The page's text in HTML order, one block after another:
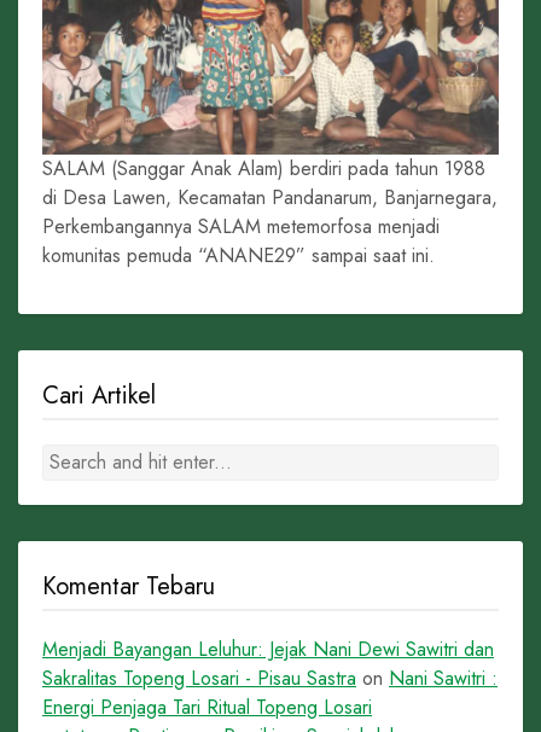
SALAM (Sanggar Anak Alam) berdiri pada tahun 1988
di Desa Lawen, Kecamatan Pandanarum, Banjarnegara,
Perkembangannya SALAM metemorfosa menjadi
komunitas pemuda “ANANE29” sampai saat ini.
Cari Artikel
Komentar Tebaru
Menjadi Bayangan Leluhur: Jejak Nani Dewi Sawitri dan
Sakralitas Topeng Losari - Pisau Sastra on Nani Sawitri :
Energi Penjaga Tari Ritual Topeng Losari